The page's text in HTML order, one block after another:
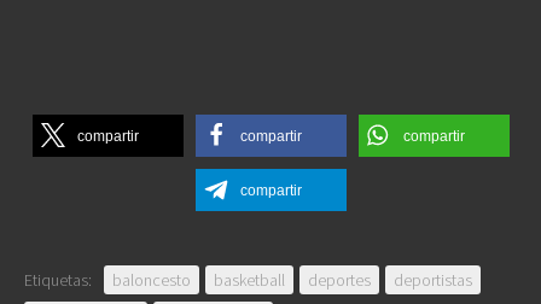
compartir compartir compartir
compartir
Etiquetas: baloncesto basketball deportes deportistas